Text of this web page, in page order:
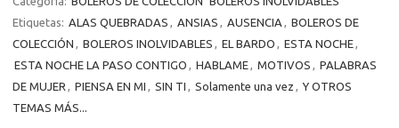
Etiquetas: ALAS QUEBRADAS , ANSIAS , AUSENCIA , BOLEROS DE
COLECCIÓN , BOLEROS INOLVIDABLES , EL BARDO , ESTA NOCHE,
ESTA NOCHE LA PASO CONTIGO , HABLAME, MOTIVOS , PALABRAS
DE MUJER , PIENSA EN MI , SIN TI , Solamente una vez , Y OTROS
TEMAS MÁS...